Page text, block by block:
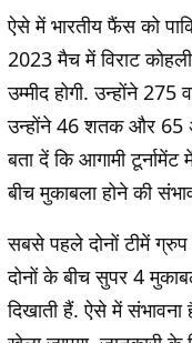
ऐसे में भारतीय फैंस को
2023 मैच में विराट
उम्मीद होगी. उन्होंने
उन्होंने 46 शतक और 65
बता दें कि आगामी
बीच मुकाबला होने की
सबसे पहले दोनों टीमें
दोनों के बीच सुपर 4
दिखाती हैं. ऐसे में संभावना